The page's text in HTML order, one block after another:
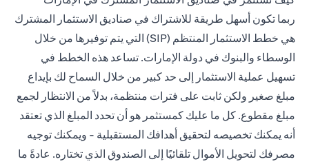
ربما تكون أسهل طريقة للاشتراك في صناديق الاستثمار المشترك
هي خطط الاستثمار المنتظم (SIP) التي يتم توفيرها من خلال
الوسطاء والبنوك في دولة الإمارات. تساعد هذه الخطط في
تسهيل عملية الاستثمار إلى حد كبير من خلال السماح لك بإيداع
مبلغ صغير ولكن ثابت على فترات منتظمة، بدلاً من الانتظار لجمع
مبلغ مقطوع. كل ما عليك كمستثمر هو أن تحدد المبلغ الذي تعتقد
أنه يمكنك تخصيصه لتحقيق أهدافك المستقبلية - ويمكنك توجيه
مصرفك لتحويل الأموال تلقائيًا إلى الصندوق الذي تختاره. عادةً ما